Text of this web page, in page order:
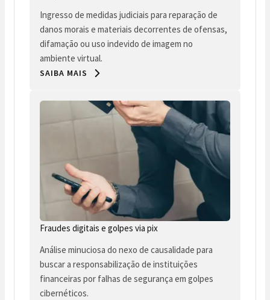
Ingresso de medidas judiciais para reparação de
danos morais e materiais decorrentes de ofensas,
difamação ou uso indevido de imagem no
ambiente virtual.
SAIBA MAIS
Fraudes digitais e golpes via pix
Análise minuciosa do nexo de causalidade para
buscar a responsabilização de instituições
financeiras por falhas de segurança em golpes
cibernéticos.